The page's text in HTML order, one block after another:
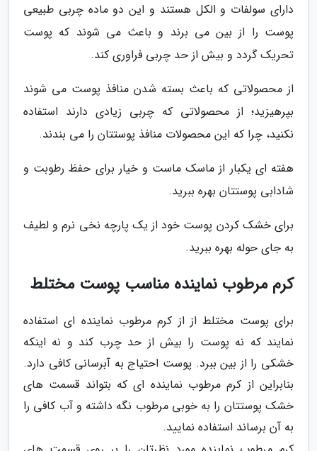
دارای سولفات و الکل هستند و این دو ماده چربی طبیعی
پوست را از بین می برند و باعث می شوند که پوست
تحریک گردد و بیش از حد چربی فراوری کند.
از محصولاتی که باعث بسته شدن منافذ پوست می شوند
بپرهیزید؛ از محصولاتی که چربی زیادی دارند استفاده
نکنید، چرا که این محصولات منافذ پوستتان را می بندند.
هفته ای یکبار از ماسک ماست و خیار برای حفظ رطوبت و
شادابی پوستتان بهره ببرید.
برای خشک کردن پوست خود از یک پارچه نخی نرم و لطیف
به جای حوله بهره ببرید.
کرم مرطوب نماینده مناسب پوست مختلط
برای پوست مختلط از از کرم مرطوب نماینده ای استفاده
نمایند که نه پوست را بیش از حد چرب کند و نه اینکه
خشکی را از بین ببرد. پوست احتیاج به آبرسانی کافی دارد.
بنابراین از کرم مرطوب نماینده ای که بتواند قسمت های
خشک پوستتان را به خوبی مرطوب نگه داشته و آب کافی را
به آن برساند استفاده نمایید.